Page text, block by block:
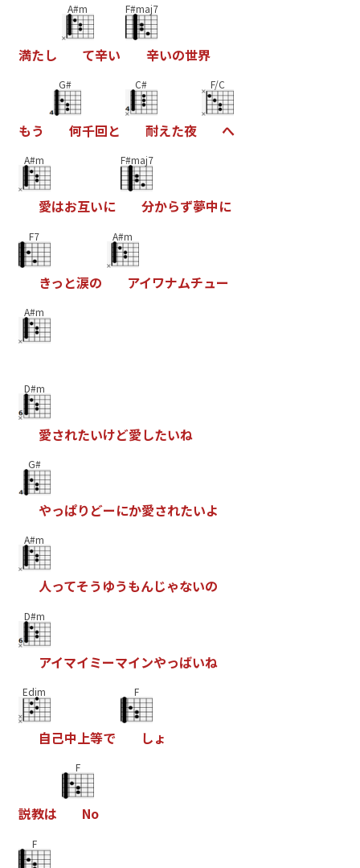
満たし
A#m
て辛い
F#maj7
辛いの世界
もう
G#
何千回と
C#
耐えた夜
F/C
へ
A#m
愛はお互いに
F#maj7
分からず夢中に
F7
きっ と涙の
A#m
アイワナムチュー
A#m
D#m
愛されたいけど愛したいね
G#
やっぱり どーにか愛されたいよ
A#m
人ってそう ゆうもんじゃないの
D#m
アイマイミーマインやっばいね
Edim
自己中上等で
F
しょ
説教は
F
No
F